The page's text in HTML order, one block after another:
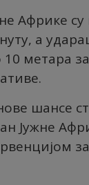
Африке
а
10 метара
шансе
Јужне